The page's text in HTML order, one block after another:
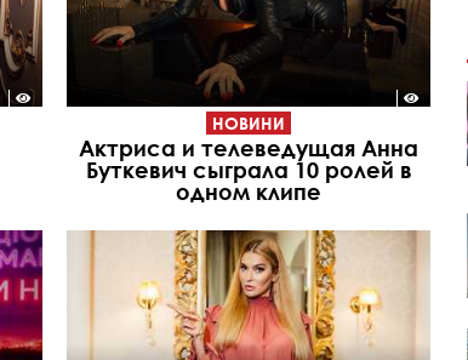
НОВИНИ
Актриса и телеведущая Анна
Буткевич сыграла 10 ролей в
одном клипе